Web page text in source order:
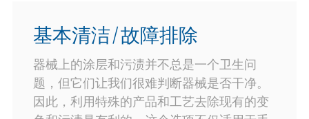
基本清洁/故障排除
器械上的涂层和污渍并不总是一个卫生问
题，但它们让我们很难判断器械是否干净。
因此，利用特殊的产品和工艺去除现有的变